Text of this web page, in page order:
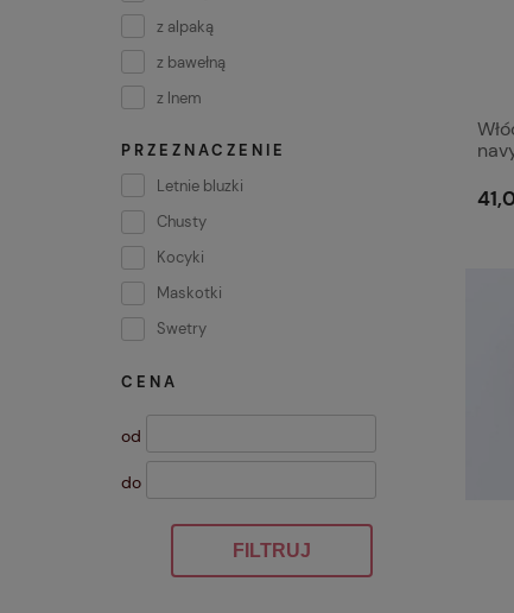
z alpaką
z bawełną
z lnem
PRZEZNACZENIE
Letnie bluzki
Chusty
Kocyki
Maskotki
Swetry
CENA
od
do
FILTRUJ